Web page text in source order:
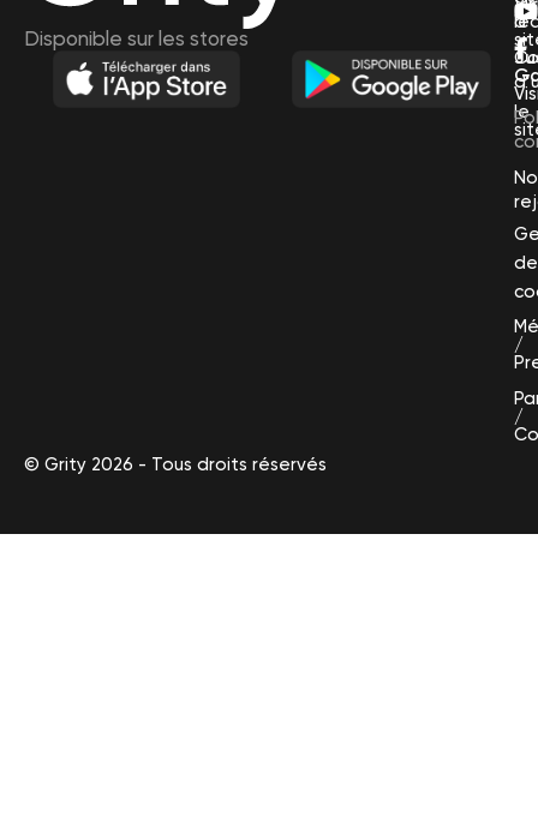
Disponible sur les stores
/
/
le
le
© Grity 2026 - Tous droits réservés